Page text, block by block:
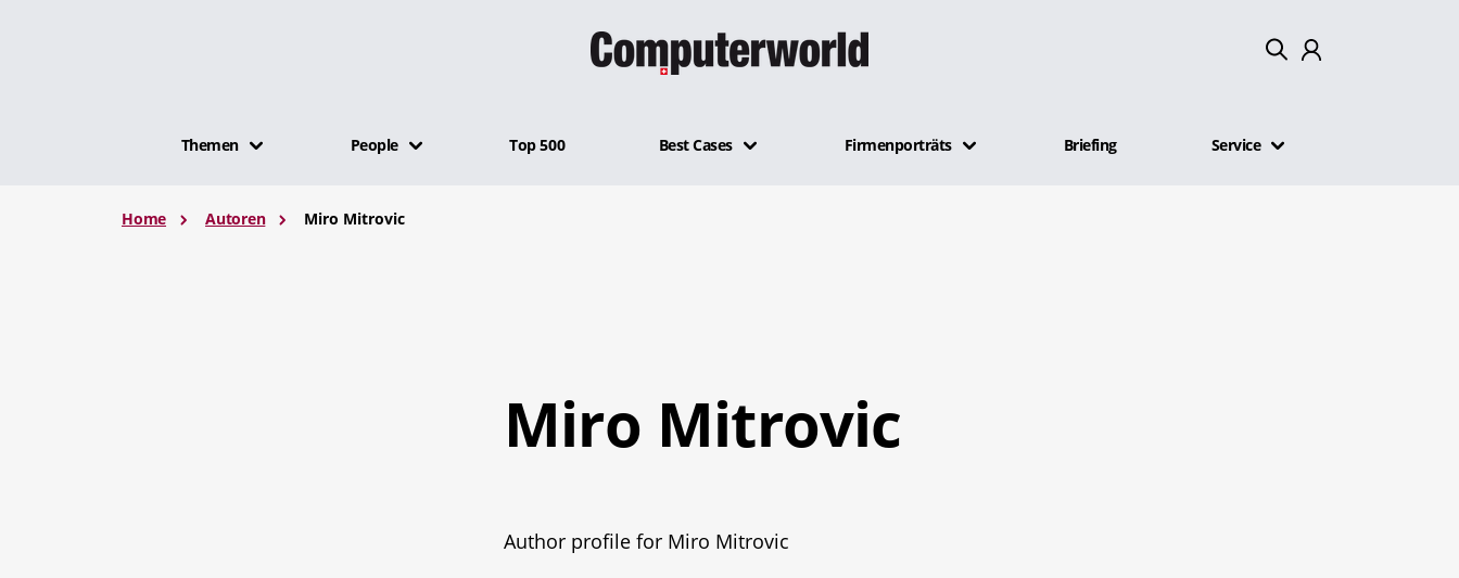
Themen People Top 500 Best Cases Firmenporträts Briefing Service
Home Autoren Miro Mitrovic
Miro Mitrovic
Author profile for Miro Mitrovic